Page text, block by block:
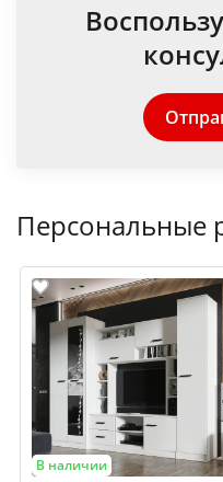
Персональные
В наличии